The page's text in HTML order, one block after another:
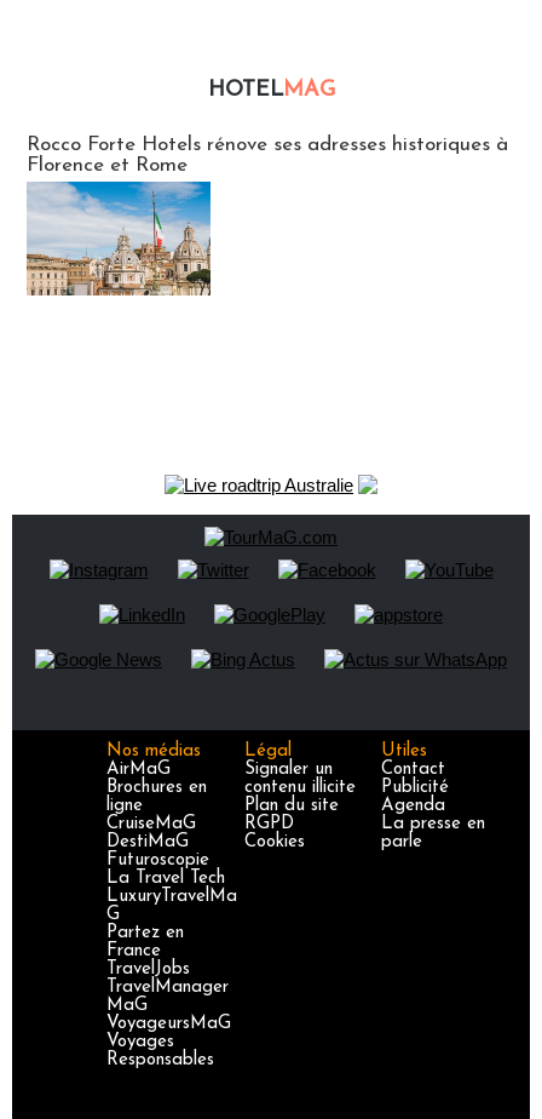
HOTELMAG
Rocco Forte Hotels rénove ses adresses historiques à
Florence et Rome
Nos médias
AirMaG
Brochures en
ligne
CruiseMaG
DestiMaG
Futuroscopie
La Travel Tech
LuxuryTravelMa
G
Partez en
France
TravelJobs
TravelManager
MaG
VoyageursMaG
Voyages
Responsables
Légal
Signaler un
contenu illicite
Plan du site
RGPD
Cookies
Utiles
Contact
Publicité
Agenda
La presse en
parle